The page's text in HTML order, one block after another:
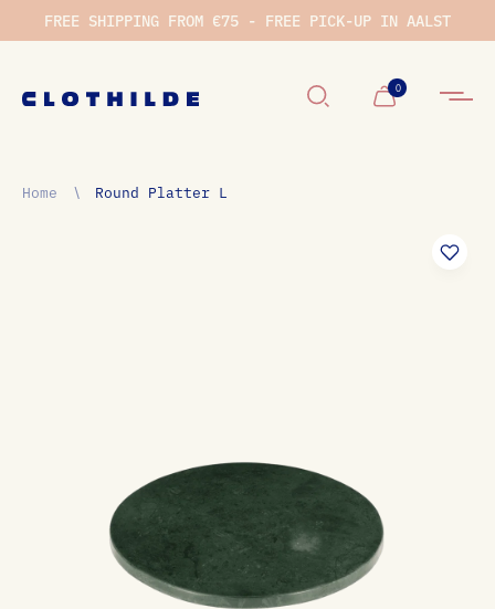
FREE SHIPPING FROM €75 - FREE PICK-UP IN AALST
0
Home ∖ Round Platter L